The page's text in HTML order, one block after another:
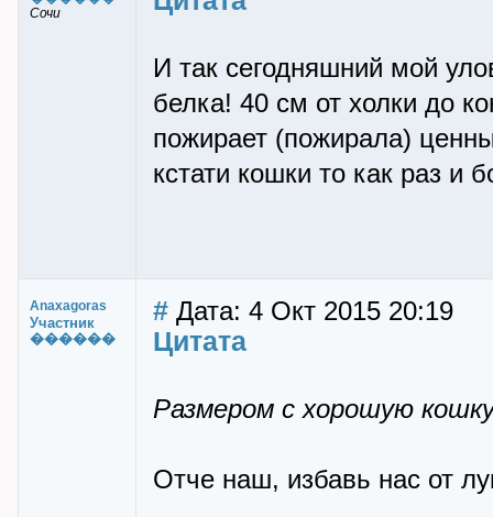
Сочи
И так сегодняшний мой
белка! 40 см от холки до
пожирает (пожирала)
кстати кошки то как раз и
Anaxagoras
Участник
������
# Дата: 4 Окт 2015 20:19
Цитата
Размером с хорошую
Отче наш, избавь нас от